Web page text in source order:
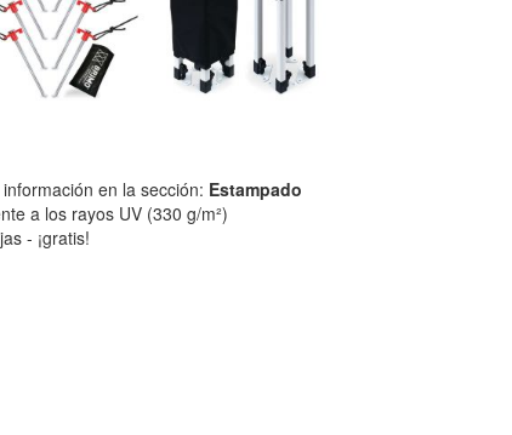
en la sección: Estampado
a los rayos UV (330 g/m²)
- ¡gratis!